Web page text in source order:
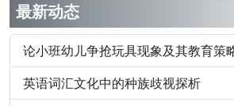
最新动态
论小班幼儿争抢玩具现象及其教育策
英语词汇文化中的种族歧视探析